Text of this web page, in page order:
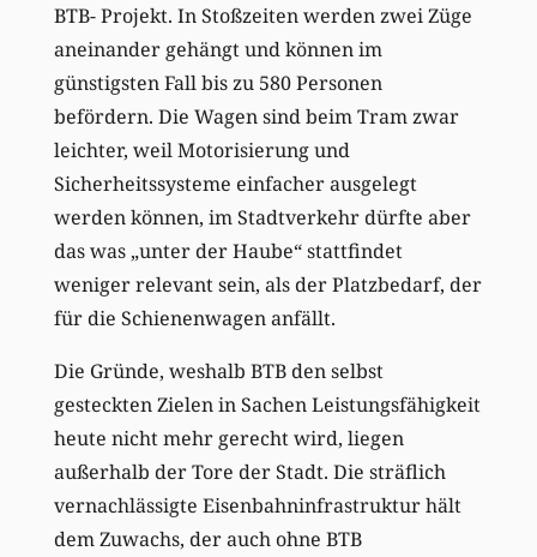
BTB- Projekt. In Stoßzeiten werden zwei Züge
aneinander gehängt und können im
günstigsten Fall bis zu 580 Personen
befördern. Die Wagen sind beim Tram zwar
leichter, weil Motorisierung und
Sicherheitssysteme einfacher ausgelegt
werden können, im Stadtverkehr dürfte aber
das was „unter der Haube“ stattfindet
weniger relevant sein, als der Platzbedarf, der
für die Schienenwagen anfällt.
Die Gründe, weshalb BTB den selbst
gesteckten Zielen in Sachen Leistungsfähigkeit
heute nicht mehr gerecht wird, liegen
außerhalb der Tore der Stadt. Die sträflich
vernachlässigte Eisenbahninfrastruktur hält
dem Zuwachs, der auch ohne BTB